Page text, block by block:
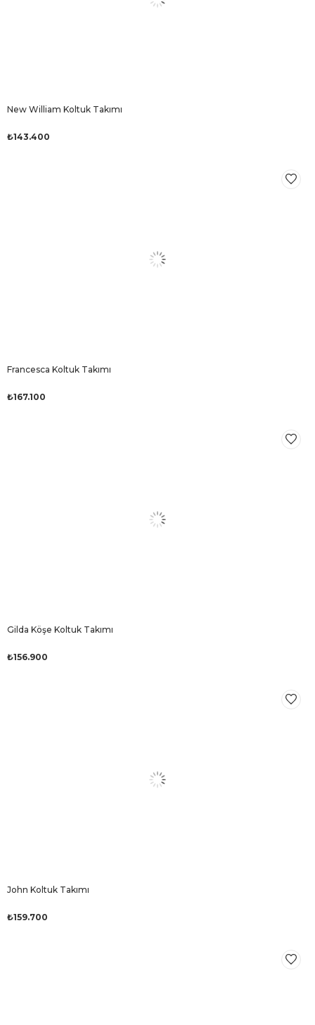
New William Koltuk Takımı
₺143.400
Francesca Koltuk Takımı
₺167.100
Gilda Köşe Koltuk Takımı
₺156.900
John Koltuk Takımı
₺159.700